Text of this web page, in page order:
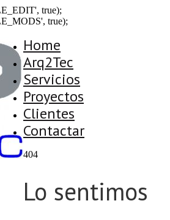
true);
true);
Home
Arq2Tec
Servicios
Proyectos
Clientes
Contactar
404
Lo sentimos